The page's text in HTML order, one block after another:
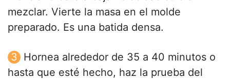
mezclar. Vierte la masa en el molde
preparado. Es una batida densa.
Hornea alrededor de 35 a 40 minutos o
hasta que esté hecho, haz la prueba del